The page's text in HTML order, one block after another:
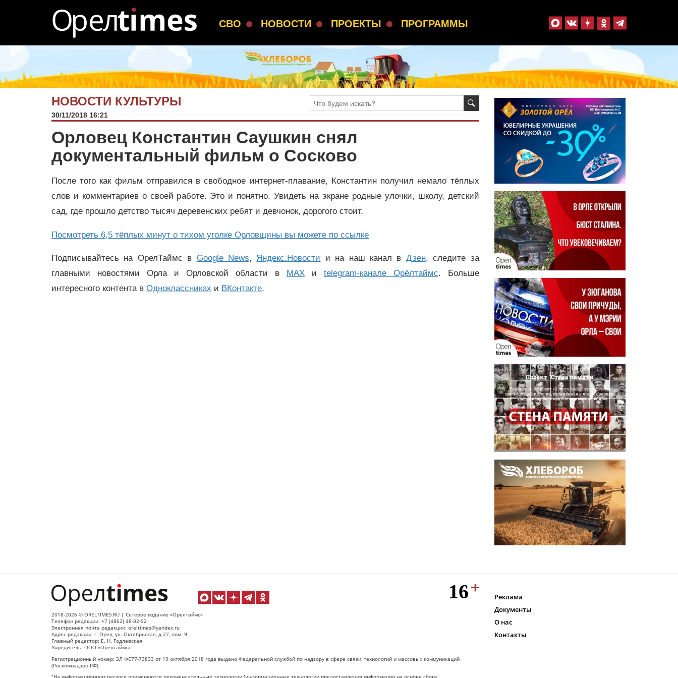
СВО НОВОСТИ ПРОЕКТЫ ПРОГРАММЫ
НОВОСТИ КУЛЬТУРЫ
30/11/2018 16:21
Орловец Константин Саушкин снял
документальный фильм о Сосково
После того как фильм отправился в свободное интернет-плавание, Константин получил немало тёплых
слов и комментариев о своей работе. Это и понятно. Увидеть на экране родные улочки, школу, детский
сад, где прошло детство тысяч деревенских ребят и девчонок, дорогого стоит.
Посмотреть 6,5 тёплых минут о тихом уголке Орловщины вы можете по ссылке
Подписывайтесь на ОрелТаймс в Google News, Яндекс.Новости и на наш канал в Дзен, следите за
главными новостями Орла и Орловской области в
MAXи telegram-канале Орёлтаймс. Больше
интересного контента в Одноклассниках и ВКонтакте.
2018-2026 © ORELTIMES.RU | Сетевое издание «Орелтаймс»
Телефон редакции: +7 (4862) 48-82-92
Электронная почта редакции: oreltimes@yandex.ru
Адрес редакции: г. Орел, ул. Октябрьская, д.27, пом. 9
Главный редактор: Е. Н. Годлевская
Учредитель: ООО «Орелтаймс»
Регистрационный номер: ЭЛ ФС77-73833 от 19 октября 2018 года выдано Федеральной службой по надзору в сфере связи, технологий и массовых коммуникаций
(Роскомнадзор РФ).
Реклама
Документы
О нас
Контакты